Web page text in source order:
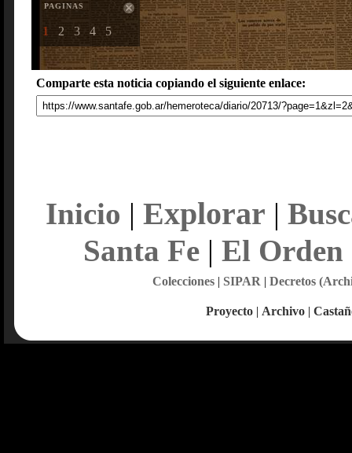
PAGINAS
1 2 3 4 5
Comparte esta noticia copiando el siguiente enlace:
Inicio | Explorar |
Santa Fe| El Orden
Colecciones| SIPAR | Decretos
Proyecto | Archivo |